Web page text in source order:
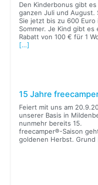
Den Kinderbonus gibt es
ganzen Juli und August.
Sie jetzt bis zu 600 Euro
Sommer. Je Kind gibt es
Rabatt von 100 € für 1
[…]
15 Jahre
Feiert mit uns am
unserer Basis in
nunmehr bereits 15.
freecamper®-Saison
goldenen Herbst. Grund